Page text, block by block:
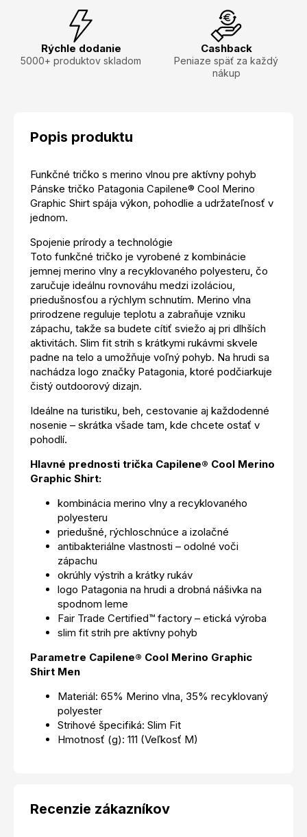
Rýchle dodanie
5000+ produktov skladom
Cashback
Peniaze späť za každý
nákup
Popis produktu
Funkčné tričko s merino vlnou pre aktívny pohyb
Pánske tričko Patagonia Capilene® Cool Merino
Graphic Shirt spája výkon, pohodlie a udržateľnosť v
jednom.
Spojenie prírody a technológie
Toto funkčné tričko je vyrobené z kombinácie
jemnej merino vlny a recyklovaného polyesteru, čo
zaručuje ideálnu rovnováhu medzi izoláciou,
priedušnosťou a rýchlym schnutím. Merino vlna
prirodzene reguluje teplotu a zabraňuje vzniku
zápachu, takže sa budete cítiť sviežo aj pri dlhších
aktivitách. Slim fit strih s krátkymi rukávmi skvele
padne na telo a umožňuje voľný pohyb. Na hrudi sa
nachádza logo značky Patagonia, ktoré podčiarkuje
čistý outdoorový dizajn.
Ideálne na turistiku, beh, cestovanie aj každodenné
nosenie – skrátka všade tam, kde chcete ostať v
pohodlí.
Hlavné prednosti trička Capilene® Cool Merino
Graphic Shirt:
kombinácia merino vlny a recyklovaného
polyesteru
priedušné, rýchloschnúce a izolačné
antibakteriálne vlastnosti – odolné voči
zápachu
okrúhly výstrih a krátky rukáv
logo Patagonia na hrudi a drobná nášivka na
spodnom leme
Fair Trade Certified™ factory – etická výroba
slim fit strih pre aktívny pohyb
Parametre Capilene® Cool Merino Graphic
Shirt Men
Materiál: 65% Merino vlna, 35% recyklovaný
polyester
Strihové špecifiká: Slim Fit
Hmotnosť (g): 111 (Veľkosť M)
Recenzie zákazníkov